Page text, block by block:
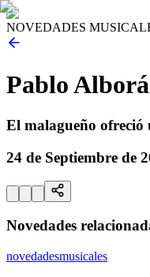
NOVEDADES
Pablo
El malagueño ofreció
24 de Septiembre de
Novedades
novedadesmusicales